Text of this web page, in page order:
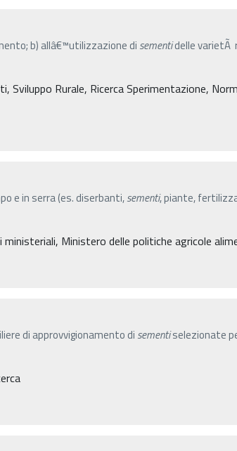
b) allâ€™utilizzazione di sementidelle varietÃ
Sviluppo Rurale, Ricerca Sperimentazione,
e in serra (es. diserbanti,sementi, piante,
Ministero delle politiche agricole
di approvvigionamento di sementiselezionate